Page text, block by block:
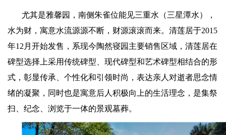
尤其是雅馨园，南侧朱雀位能见三重水（三星潭水），
水为财，寓意水流源源不断，财源滚滚而来。清莲居于2015
年12月开始发售，系现今陶然寝园主要销售区域，清莲居在
碑型选择上采用传统碑型、现代碑型和艺术碑型相结合的形
式，彰显传承、个性化和引领时尚，表达亲人对逝者思念情
绪的凝聚，同时也是寓意后人积极向上的生活理念，是集祭
扫、纪念、浏览于一体的景观墓葬。